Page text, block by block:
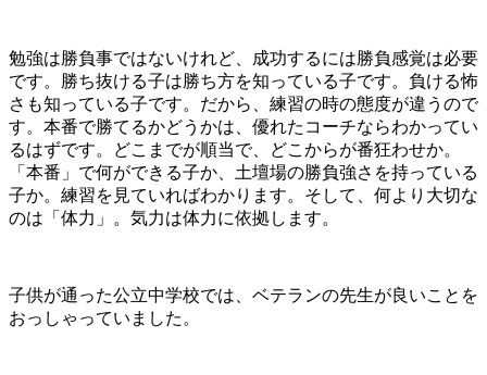
勉強は勝負事ではないけれど、成功するには勝負感覚は必要
です。勝ち抜ける子は勝ち方を知っている子です。負ける怖
さも知っている子です。だから、練習の時の態度が違うので
す。本番で勝てるかどうかは、優れたコーチならわかってい
るはずです。どこまでが順当で、どこからが番狂わせか。
「本番」で何ができる子か、土壇場の勝負強さを持っている
子か。練習を見ていればわかります。そして、何より大切な
のは「体力」。気力は体力に依拠します。
子供が通った公立中学校では、ベテランの先生が良いことを
おっしゃっていました。